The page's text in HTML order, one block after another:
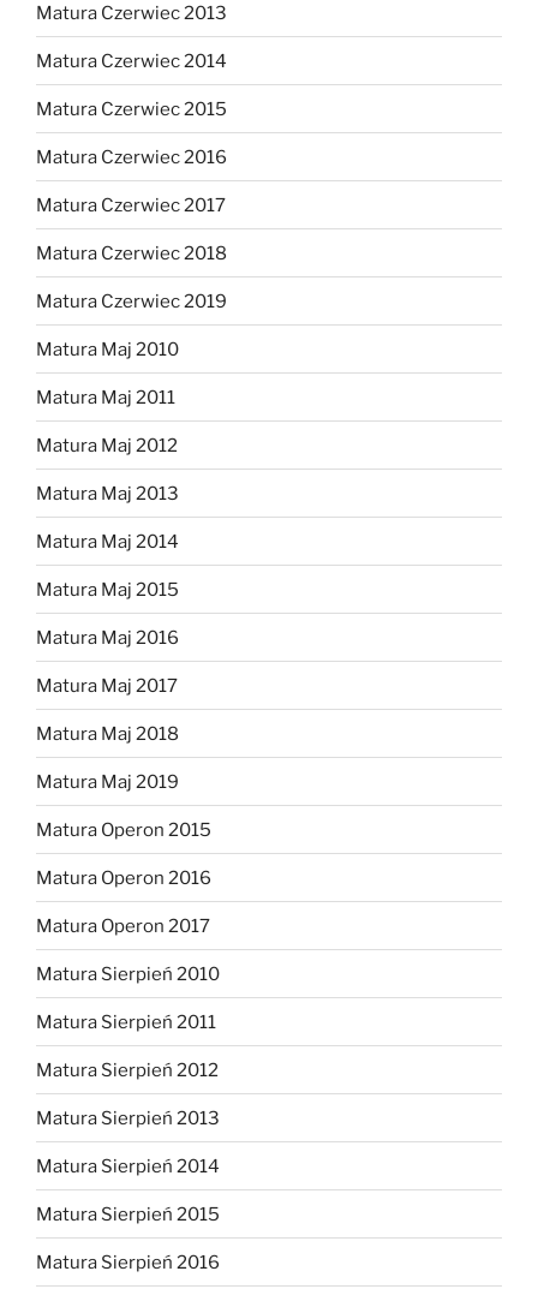
Matura Czerwiec 2013
Matura Czerwiec 2014
Matura Czerwiec 2015
Matura Czerwiec 2016
Matura Czerwiec 2017
Matura Czerwiec 2018
Matura Czerwiec 2019
Matura Maj 2010
Matura Maj 2011
Matura Maj 2012
Matura Maj 2013
Matura Maj 2014
Matura Maj 2015
Matura Maj 2016
Matura Maj 2017
Matura Maj 2018
Matura Maj 2019
Matura Operon 2015
Matura Operon 2016
Matura Operon 2017
Matura Sierpień 2010
Matura Sierpień 2011
Matura Sierpień 2012
Matura Sierpień 2013
Matura Sierpień 2014
Matura Sierpień 2015
Matura Sierpień 2016